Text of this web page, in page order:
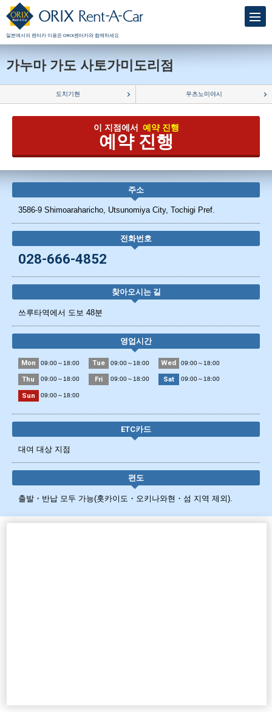
일본에서의 렌터카 이용은 ORIX렌터카와 함께하세요
가누마 가도 사토가미도리점
도치기현 우츠노미야시
이 지점에서 예약 진행
예약 진행
주소
3586-9 Shimoaraharicho, Utsunomiya City, Tochigi Pref.
전화번호
028-666-4852
찾아오시는 길
쓰루타역에서 도보 48분
영업시간
Mon 09:00～18:00 Tue 09:00～18:00 Wed 09:00～18:00
Thu 09:00～18:00 Fri 09:00～18:00 Sat 09:00～18:00
Sun 09:00～18:00
ETC카드
대여 대상 지점
편도
출발・반납 모두 가능(홋카이도・오키나와현・섬 지역 제외).